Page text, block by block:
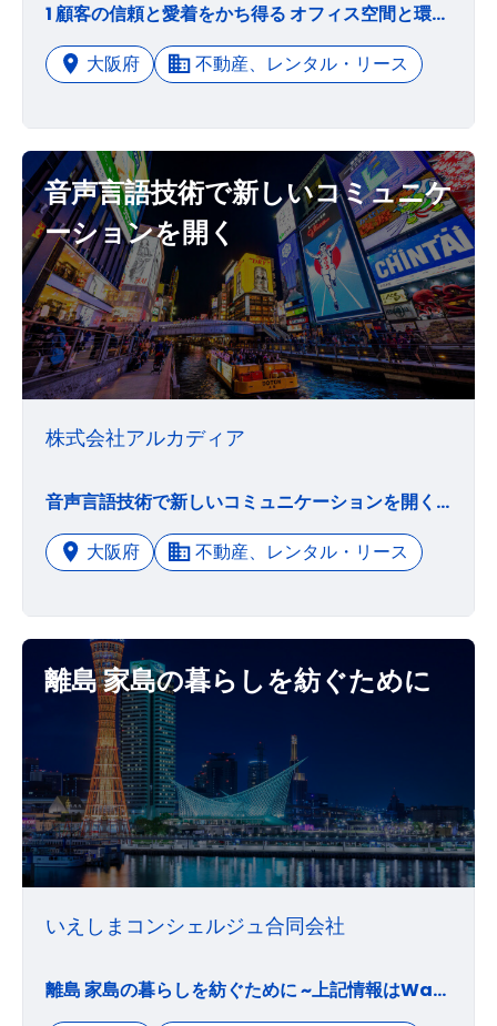
1 顧客の信頼と愛着をかち得る オフィス空間と環境を提供します。 顧客の信頼と愛着は当社グループビル賃貸・管理事業の根幹であり、 当社グループの財産です。 2 顧客とともに企業価値を高めます。 顧客の発展は、すなわち当社グループの企業価値の向上です。 顧客の声に耳を傾け、日々変化するニーズを的確に汲み取り、 社会の要請に応えます。 3 美しい都市景観と品格のある空間を創出します。 洗練された品格ある都市景観の創出には、 それにふさわしい顧客集積が必要です。
大阪府
不動産、レンタル・リース
音声言語技術で新しいコミュニケ
ーションを開く
株式会社アルカディア
音声言語技術で新しいコミュニケーションを開くアルカディアは＜Computing Inoovation＞を目指して１９９３年の創業以来、音声合成などのヒューマンインターフェースの研究開発を独自に行っています。これらの音声合成技術をカーナビ、ＴＶゲーム、駅の構内アナウンス、防災行政無線放送、等々に幅広く提供しています。その中でも災害情報や避難情報をメール・電話・ＦＡＸで一斉送信するインターネットサービス「SpeeCAN RAIDEN（スピーキャン ライデン）」などを多くの日本全国の自治体、学校、企業、病院、金融機関等で活用していただいています。 ~上記情報はWantedlyより抜粋しています~
大阪府
不動産、レンタル・リース
離島 家島の暮らしを紡ぐために
いえしまコンシェルジュ合同会社
離島 家島の暮らしを紡ぐために ~上記情報はWantedlyより抜粋しています~